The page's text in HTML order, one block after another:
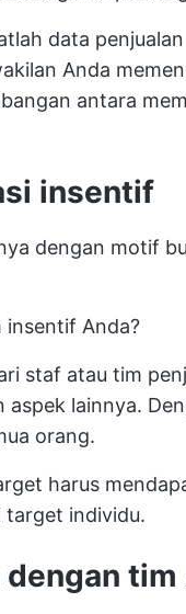
data
Anda
antara
insentif
dengan motif
insentif Anda?
staf atau tim
lainnya.
orang.
harus
target individu.
tim